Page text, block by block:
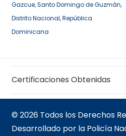
Gazcue, Santo Domingo de Guzmán,
Distrito Nacional, República
Dominicana
Certificaciones Obtenidas
© 2026 Todos los Derechos
Desarrollado por la Policía